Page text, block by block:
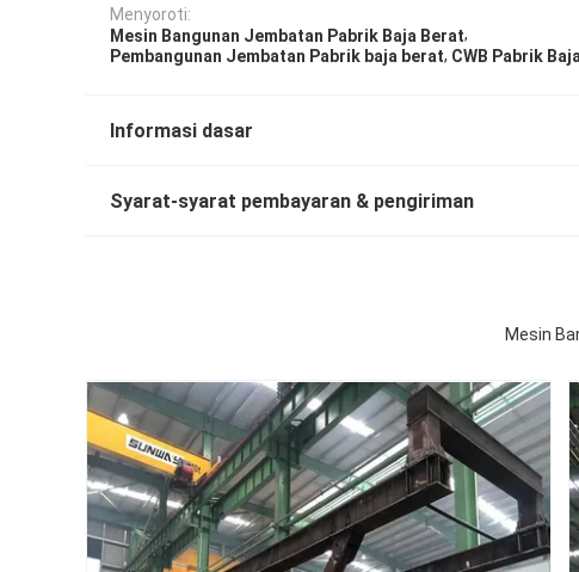
Menyoroti:
Mesin Bangunan Jembatan Pabrik Baja Berat,
Pembangunan Jembatan Pabrik baja berat, CWB Pabrik
Informasi dasar
Syarat-syarat pembayaran & pengiriman
Mesin